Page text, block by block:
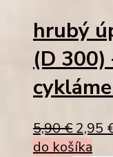
hrubý
(D 300)
5,90€
price
2,95
do košíka